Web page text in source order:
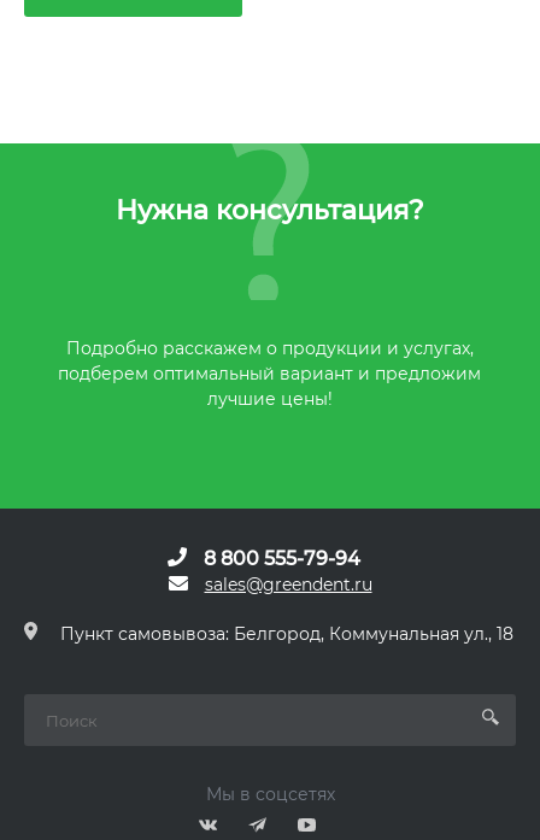
Нужна консультация?
Подробно расскажем о продукции и услугах,
подберем оптимальный вариант и предложим
лучшие цены!
8 800 555-79-94
sales@greendent.ru
Пункт самовывоза: Белгород, Коммунальная ул., 18
Мы в соцсетях